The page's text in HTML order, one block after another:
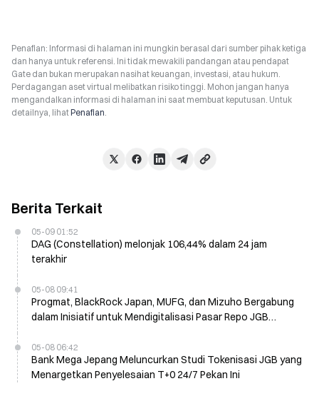
Penafian: Informasi di halaman ini mungkin berasal dari sumber pihak ketiga
dan hanya untuk referensi. Ini tidak mewakili pandangan atau pendapat
Gate dan bukan merupakan nasihat keuangan, investasi, atau hukum.
Perdagangan aset virtual melibatkan risiko tinggi. Mohon jangan hanya
mengandalkan informasi di halaman ini saat membuat keputusan. Untuk
detailnya, lihatPenafian.
Berita Terkait
05-09 01:52
DAG (Constellation) melonjak 106,44% dalam 24 jam
terakhir
05-08 09:41
Progmat, BlackRock Japan, MUFG, dan Mizuho Bergabung
dalam Inisiatif untuk Mendigitalisasi Pasar Repo JGB
05-08 06:42
Bank Mega Jepang Meluncurkan Studi Tokenisasi JGB yang
Menargetkan Penyelesaian T+0 24/7 Pekan Ini